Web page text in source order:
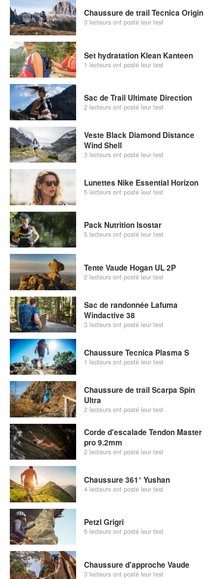
Chaussure de trail Tecnica Origin
3 lecteurs ont posté leur test
Set hydratation Klean Kanteen
1 lecteurs ont posté leur test
Sac de Trail Ultimate Direction
2 lecteurs ont posté leur test
Veste Black Diamond Distance
Wind Shell
3 lecteurs ont posté leur test
Lunettes Nike Essential Horizon
5 lecteurs ont posté leur test
Pack Nutrition Isostar
5 lecteurs ont posté leur test
Tente Vaude Hogan UL 2P
2 lecteurs ont posté leur test
Sac de randonnée Lafuma
Windactive 38
3 lecteurs ont posté leur test
Chaussure Tecnica Plasma S
1 lecteurs ont posté leur test
Chaussure de trail Scarpa Spin
Ultra
2 lecteurs ont posté leur test
Corde d'escalade Tendon Master
pro 9.2mm
2 lecteurs ont posté leur test
Chaussure 361° Yushan
4 lecteurs ont posté leur test
Petzl Grigri
5 lecteurs ont posté leur test
Chaussure d'approche Vaude
3 lecteurs ont posté leur test